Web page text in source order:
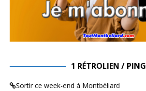
1 RÉTROLIEN / PING
Sortir ce week-end à Montbéliard